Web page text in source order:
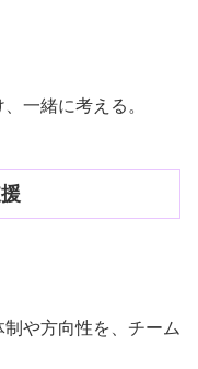
一緒に考える。
や方向性を、チーム